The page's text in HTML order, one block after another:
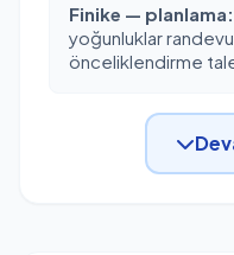
Finike — planlama:
yoğunluklar
önceliklendirme